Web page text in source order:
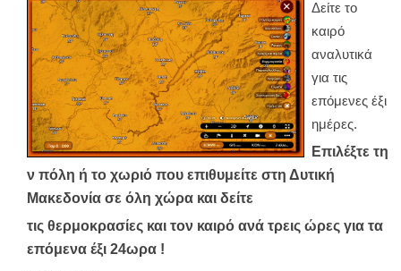
Δείτε το
καιρό
αναλυτικά
για τις
επόμενες έξι
ημέρες.
Επιλέξτε τη
ν πόλη ή το χωριό που επιθυμείτε στη Δυτική
Μακεδονία σε όλη χώρα και δείτε
τις θερμοκρασίες και τον καιρό ανά τρεις ώρες για τα
επόμενα έξι 24ωρα !